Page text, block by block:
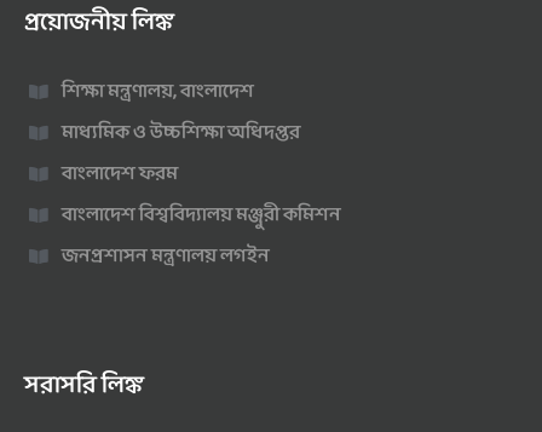
প্রয়োজনীয় লিঙ্ক
শিক্ষা মন্ত্রণালয়, বাংলাদেশ
মাধ্যমিক ও উচ্চশিক্ষা অধিদপ্তর
বাংলাদেশ ফরম
বাংলাদেশ বিশ্ববিদ্যালয় মঞ্জুরী কমিশন
জনপ্রশাসন মন্ত্রণালয় লগইন
সরাসরি লিঙ্ক